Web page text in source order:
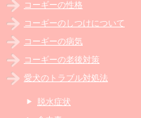
コーギーの性格
コーギーのしつけについて
コーギーの病気
コーギーの老後対策
愛犬のトラブル対処法
脱水症状